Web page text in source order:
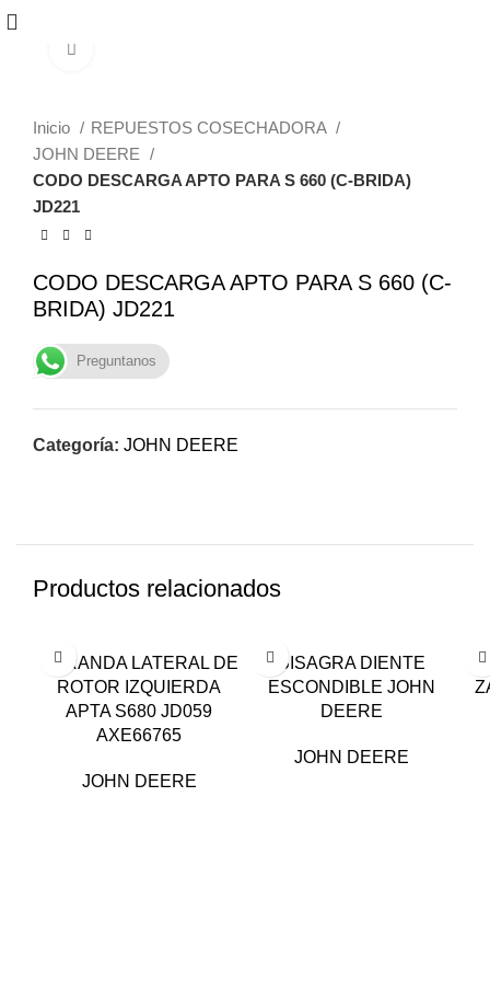
Inicio
REPUESTOS COSECHADORA
JOHN DEERE
CODO DESCARGA APTO PARA S 660 (C-BRIDA)
JD221
CODO DESCARGA APTO PARA S 660 (C-
BRIDA) JD221
Preguntanos
Categoría: JOHN DEERE
Productos relacionados
BARANDA LATERAL DE
ROTOR IZQUIERDA
APTA S680 JD059
AXE66765
JOHN DEERE
BISAGRA DIENTE
ESCONDIBLE JOHN
DEERE
JOHN DEERE